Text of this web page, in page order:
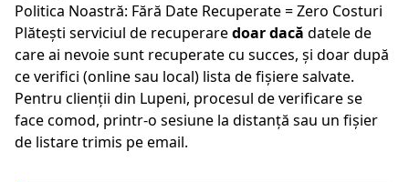
Politica Noastră: Fără Date Recuperate = Zero Costuri
Plătești serviciul de recuperaredoar dacă datele de
care ai nevoie sunt recuperate cu succes, și doar după
ce verifici (online sau local) lista de fișiere salvate.
Pentru clienții din Lupeni, procesul de verificare se
face comod, printr-o sesiune la distanță sau un fișier
de listare trimis pe email.